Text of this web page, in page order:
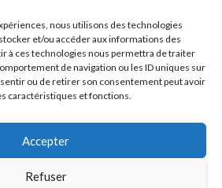
nous utilisons des technologies
et/ou accéder aux informations des
à ces technologies nous permettra de traiter
de navigation ou les ID uniques sur
ou de retirer son consentement peut avoir
caractéristiques et fonctions.
Accepter
Refuser
Plombiers · All rights reserved
Mentions Légales
de Cookies